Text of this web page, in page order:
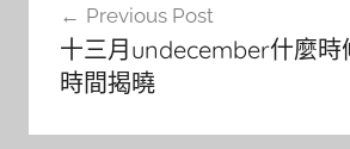
Previous Post
十三月undecember什麼時
時間揭曉